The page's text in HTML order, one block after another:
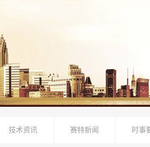
技术资讯 赛特新闻 时事